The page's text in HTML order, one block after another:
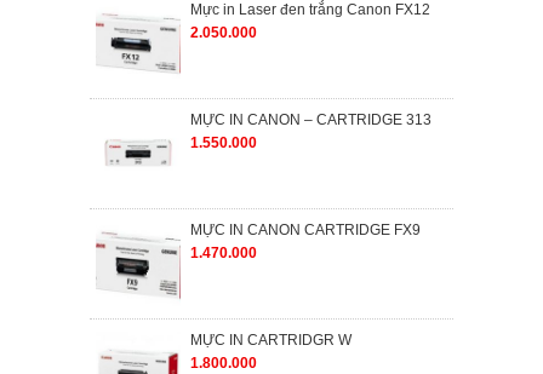
Mực in Laser đen trắng Canon FX12
2.050.000
MỰC IN CANON – CARTRIDGE 313
1.550.000
MỰC IN CANON CARTRIDGE FX9
1.470.000
MỰC IN CARTRIDGR W
1.800.000